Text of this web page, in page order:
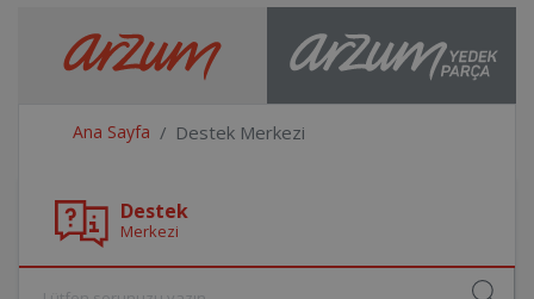
Ana Sayfa Destek Merkezi
Destek
Merkezi